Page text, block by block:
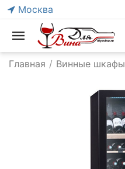
Москва
Главная / Винные шкафы